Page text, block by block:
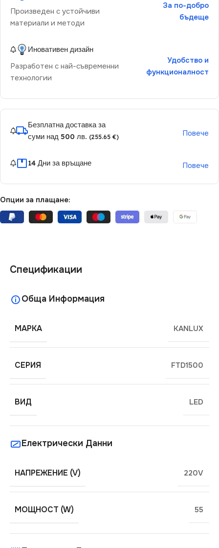
Произведен с устойчиви
материали и методи
За по-добро
бъдеще
Иновативен дизайн
Разработен с най-съвременни
технологии
Удобство и
функционалност
Безплатна доставка за
суми над 500 лв. (255.65 €) Повече
14 Дни за връщане Повече
Опции за плащане:
Спецификации
Обща Информация
МАРКА KANLUX
СЕРИЯ FTD1500
ВИД LED
Електрически Данни
НАПРЕЖЕНИЕ (V) 220V
МОЩНОСТ (W) 55